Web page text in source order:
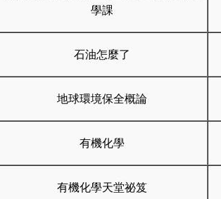
學課
石油怎麼了
地球環境保全概論
有機化學
有機化學天堂祕笈